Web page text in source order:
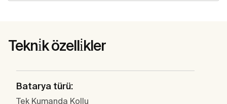
Tekni̇k özelli̇kler
Batarya türü:
Tek Kumanda Kollu